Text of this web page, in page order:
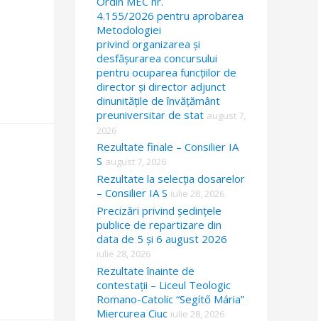
4.155/2026 pentru aprobarea
Metodologiei
privind organizarea și
desfășurarea concursului
pentru ocuparea funcțiilor de
director și director adjunct
dinunitățile de învățământ
preuniversitar de stat august 7,
2026
Rezultate finale – Consilier IA
S august 7, 2026
Rezultate la selecția dosarelor
– Consilier IA S iulie 28, 2026
Precizări privind ședințele
publice de repartizare din
data de 5 și 6 august 2026
iulie 28, 2026
Rezultate înainte de
contestații – Liceul Teologic
Romano-Catolic “Segítő Mária”
Miercurea Ciuc iulie 28, 2026